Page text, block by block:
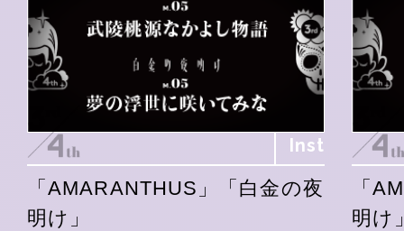
Inst
「AMARANTHUS」「白金の夜
明け」
「
明け